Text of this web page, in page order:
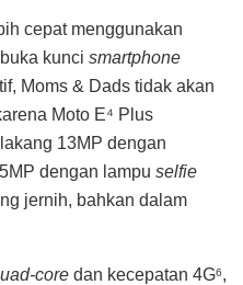
cepat menggunakan
kunci smartphone
Moms & Dads tidak akan
Moto E⁴ Plus
13MP dengan
dengan lampu selfie
jernih, bahkan dalam
core dan kecepatan 4G6,